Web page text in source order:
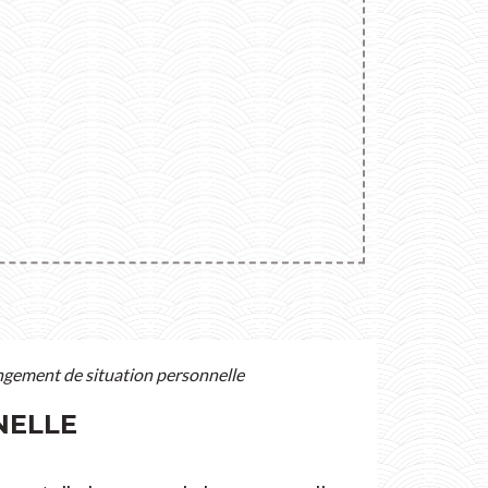
de situation personnelle